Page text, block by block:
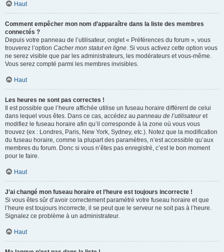
Haut
Comment empêcher mon nom d’apparaître dans la liste des membres
connectés ?
Depuis votre panneau de l’utilisateur, onglet « Préférences du forum », vous
trouverez l’option Cacher mon statut en ligne. Si vous activez cette option vous
ne serez visible que par les administrateurs, les modérateurs et vous-même.
Vous serez compté parmi les membres invisibles.
Haut
Les heures ne sont pas correctes !
Il est possible que l’heure affichée utilise un fuseau horaire différent de celui
dans lequel vous êtes. Dans ce cas, accédez au panneau de l’utilisateuret
modifiez le fuseau horaire afin qu’il corresponde à la zone où vous vous
trouvez (ex : Londres, Paris, New York, Sydney, etc.). Notez que la modification
du fuseau horaire, comme la plupart des paramètres, n’est accessible qu’aux
membres du forum. Donc si vous n’êtes pas enregistré, c’est le bon moment
pour le faire.
Haut
J’ai changé mon fuseau horaire et l’heure est toujours incorrecte !
Si vous êtes sûr d’avoir correctement paramétré votre fuseau horaire et que
l’heure est toujours incorrecte, il se peut que le serveur ne soit pas à l’heure.
Signalez ce problème à un administrateur.
Haut